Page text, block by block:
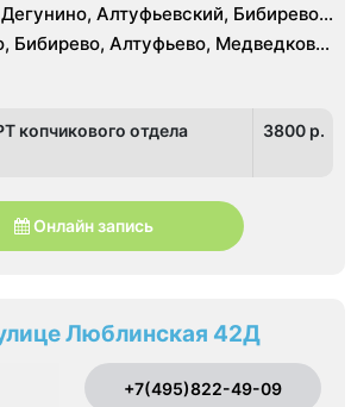
Алтуфьевский, Бибирево,
Отрадное, Свиблово,
Южное Медведково,
Бибирево, Алтуфьево, Медведково,
Верхние Лихоборы,
копчикового отдела
3800 p.
Онлайн запись
Люблинская 42Д
+7(495)822-49-09